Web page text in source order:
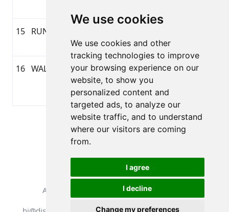
We use cookies
We use cookies and other
tracking technologies to improve
your browsing experience on our
website, to show you
personalized content and
targeted ads, to analyze our
website traffic, and to understand
where our visitors are coming
from.
I agree
I decline
Change my preferences
15 RUNNING
pēcpusdienā
16 WALKING
04/08/2026
11:40
priekšpusdienā
0:33:45 0.8
Side 1 af 1
Alle rettigheder forbeholdes. DistantRace